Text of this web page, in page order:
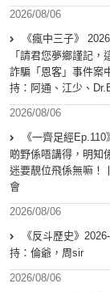
2026/08/06
《瘋中三子》
「請君您夢鄉謹記
詐騙「恩客」事件案
持：阿通、江少、
2026/08/06
《一齊足經
啲野係唔講得，明知
迷要靚位飛係無嘛！
會
2026/08/06
《反斗歷史》
持：倫爺，周sir
2026/08/06